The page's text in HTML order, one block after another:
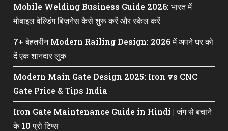
Mobile Welding Business Guide 2026: भारत में
मोबाइल वेल्डिंग बिज़नेस कैसे शुरू करें और स्केल करें
7+ बेहतरीन Modern Railing Design: 2026 में अपने घर को
दें एक शानदार लुक
Modern Main Gate Design 2025: Iron vs CNC
Gate Price & Tips India
Iron Gate Maintenance Guide in Hindi | जंग से बचाने
के 10 प्रो टिप्स